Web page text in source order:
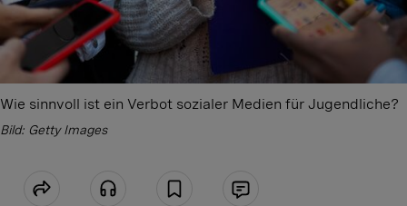
Wie sinnvoll ist ein Verbot sozialer Medien für Jugendliche?
Bild: Getty Images